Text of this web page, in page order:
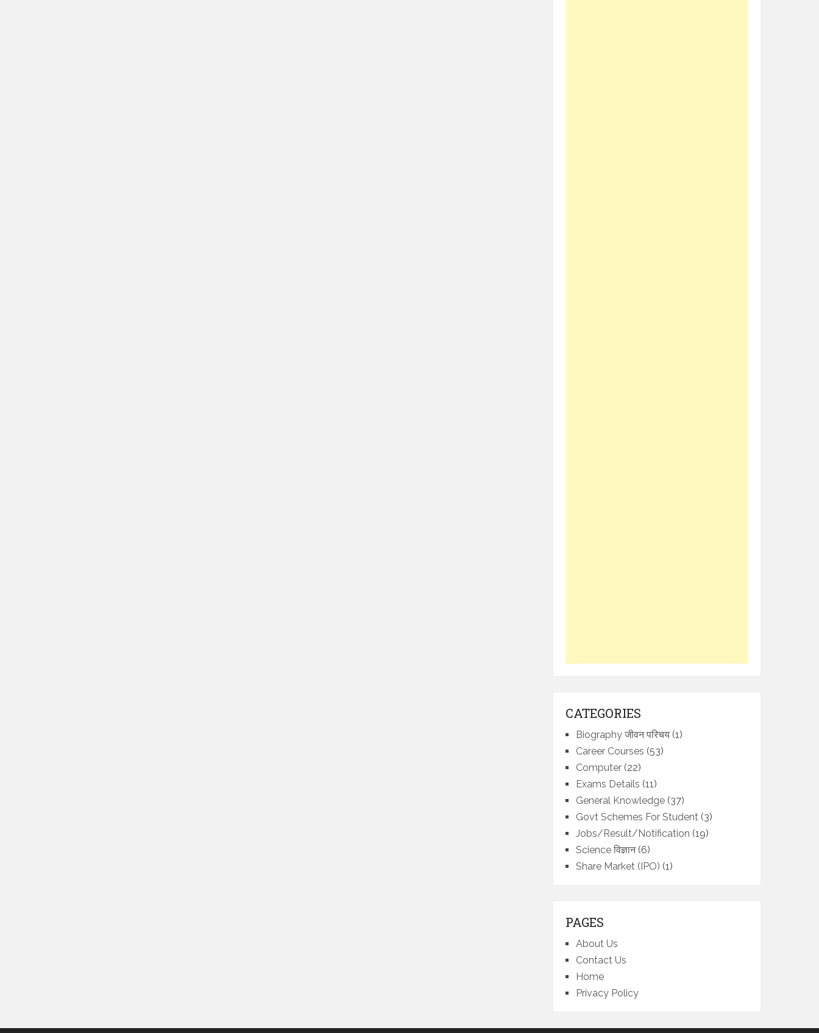
CATEGORIES
Biography जीवन परिचय (1)
Career Courses (53)
Computer (22)
Exams Details (11)
General Knowledge (37)
Govt Schemes For Student (3)
Jobs/Result/Notification (19)
Science विज्ञान(6)
Share Market (IPO) (1)
PAGES
About Us
Contact Us
Home
Privacy Policy